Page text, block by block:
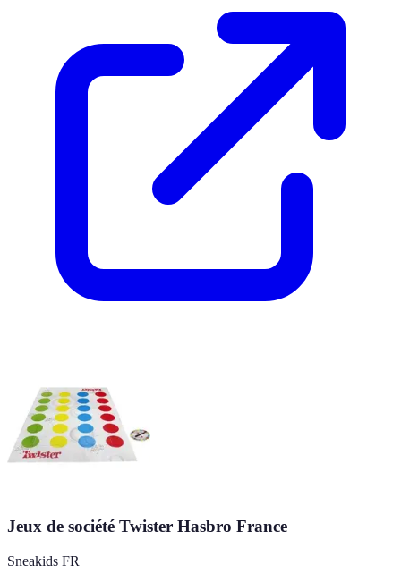
Jeux de société Twister Hasbro France
Sneakids FR